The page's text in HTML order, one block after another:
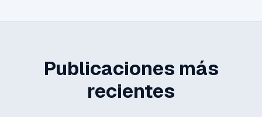
Publicaciones más
recientes